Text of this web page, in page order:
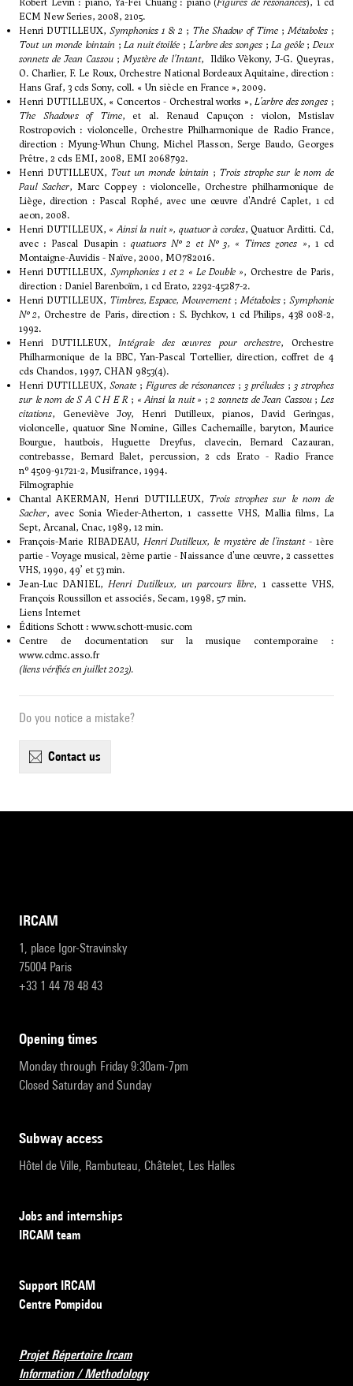
ECM New Series, 2008, 2105.
Henri DUTILLEUX, Symphonies 1 & 2 ; The Shadow of Time ; Métaboles ;
Tout un monde lointain ;La nuit étoilée ; L'arbre des songes;La geôle; Deux
sonnets de Jean Cassou ; Mystère de l'Intant, Ildiko Vèkony, J-G. Queyras,
O. Charlier, F. Le Roux, Orchestre National Bordeaux Aquitaine, direction :
Hans Graf, 3 cds Sony, coll. « Un siècle en France », 2009.
Henri DUTILLEUX, « Concertos - Orchestral works »,L'arbre des songes ;
The Shadows of Time, et al. Renaud Capuçon : violon, Mstislav
Rostropovich : violoncelle, Orchestre Philharmonique de Radio France,
direction : Myung-Whun Chung, Michel Plasson, Serge Baudo, Georges
Prêtre, 2 cds EMI, 2008, EMI 2068792.
Henri DUTILLEUX, Tout un monde lointain ; Trois strophe sur le nom de
Paul Sacher, Marc Coppey : violoncelle, Orchestre philharmonique de
Liège, direction : Pascal Rophé, avec une œuvre d'André Caplet, 1 cd
aeon, 2008.
Henri DUTILLEUX, « Ainsi la nuit », quatuor à cordes, Quatuor Arditti. Cd,
avec : Pascal Dusapin : quatuors N° 2 et N° 3, « Times zones », 1 cd
Montaigne-Auvidis - Naïve, 2000, MO782016.
Henri DUTILLEUX, Symphonies 1 et 2 « Le Double », Orchestre de Paris,
direction : Daniel Barenboïm, 1 cd Erato, 2292-45287-2.
Henri DUTILLEUX, Timbres, Espace, Mouvement; Métaboles; Symphonie
N° 2, Orchestre de Paris, direction : S. Bychkov, 1 cd Philips, 438 008-2,
1992.
Henri DUTILLEUX,Intégrale des œuvres pour orchestre, Orchestre
Philharmonique de la BBC, Yan-Pascal Tortellier, direction, coffret de 4
cds Chandos, 1997, CHAN 9853(4).
Henri DUTILLEUX, Sonate ; Figures de résonances ; 3 préludes ; 3 strophes
sur le nom de S A C H E R ; « Ainsi la nuit » ;2 sonnets de Jean Cassou;Les
citations, Geneviève Joy, Henri Dutilleux, pianos, David Geringas,
violoncelle, quatuor Sine Nomine, Gilles Cachemaille, baryton, Maurice
Bourgue, hautbois, Huguette Dreyfus, clavecin, Bernard Cazauran,
contrebasse, Bernard Balet, percussion, 2 cds Erato - Radio France
n° 4509-91721-2, Musifrance, 1994.
Filmographie
Chantal AKERMAN, Henri DUTILLEUX, Trois strophes sur le nom de
Sacher, avec Sonia Wieder-Atherton, 1 cassette VHS, Mallia films, La
Sept, Arcanal, Cnac, 1989, 12 min.
François-Marie RIBADEAU, Henri Dutilleux, le mystère de l'instant- 1ère
partie - Voyage musical, 2ème partie - Naissance d'une œuvre, 2 cassettes
VHS, 1990, 49’ et 53 min.
Jean-Luc DANIEL,Henri Dutilleux, un parcours libre, 1 cassette VHS,
François Roussillon et associés, Secam, 1998, 57 min.
Liens Internet
Éditions Schott : www.schott-music.com
Centre de documentation sur la musique contemporaine :
www.cdmc.asso.fr
(liens vérifiés en juillet 2023).
Do you notice a mistake?
contact us
IRCAM
1, place Igor-Stravinsky
75004 Paris
+33 1 44 78 48 43
opening times
Monday through Friday 9:30am-7pm
Closed Saturday and Sunday
subway access
Hôtel de Ville, Rambuteau, Châtelet, Les Halles
Jobs and internships
IRCAM team
Support IRCAM
Centre Pompidou
Projet Répertoire Ircam
Information / Methodology